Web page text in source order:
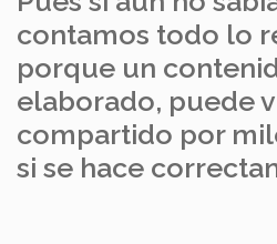
contamos todo lo
porque un
elaborado, puede
compartido por
si se hace